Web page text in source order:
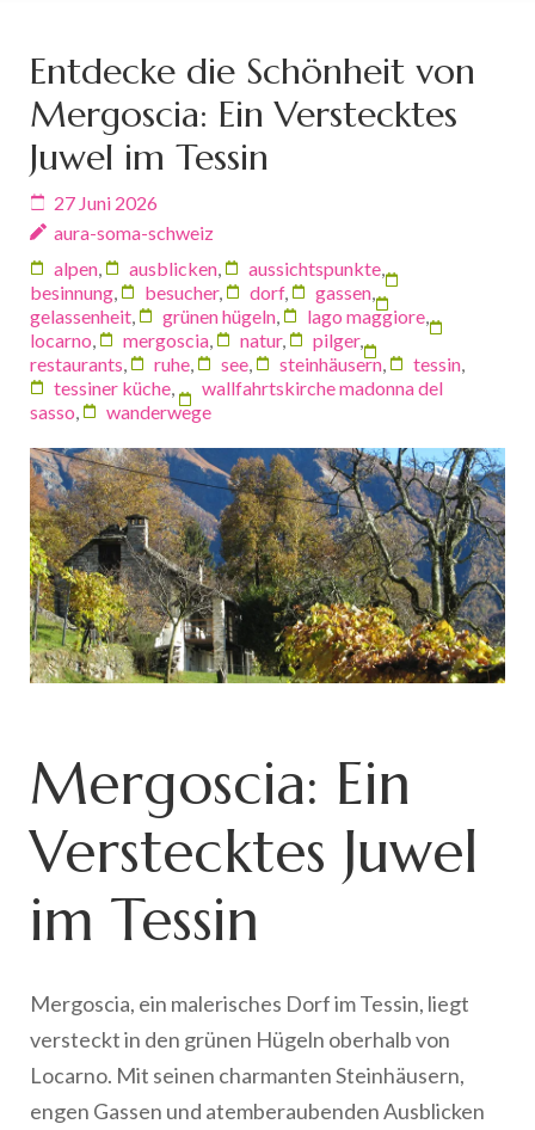
Entdecke die Schönheit von
Mergoscia: Ein Verstecktes
Juwel im Tessin
27 Juni 2026
aura-soma-schweiz
alpen
ausblicken aussichtspunkte
besinnung
besucher, dorf, gassen
gelassenheit
grünen hügeln lago maggiore
locarno
mergoscia natur, pilger,
restaurants
ruhe see steinhäusern tessin
tessiner küche
wallfahrtskirche madonna del
sasso
wanderwege
Mergoscia: Ein
Verstecktes Juwel
im Tessin
Mergoscia, ein malerisches Dorf im Tessin, liegt
versteckt in den grünen Hügeln oberhalb von
Locarno. Mit seinen charmanten Steinhäusern,
engen Gassen und atemberaubenden Ausblicken